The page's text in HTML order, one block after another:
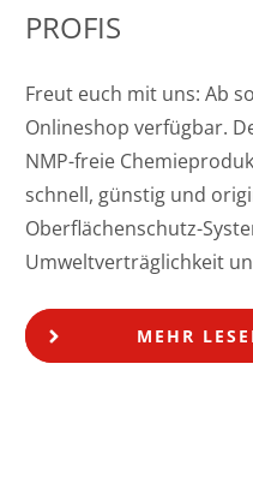
PROFIS
Freut euch mit uns: Ab
Onlineshop verfügbar.
NMP-freie
schnell, günstig und
Oberflächenschutz-
Umweltverträglichkeit
MEHR